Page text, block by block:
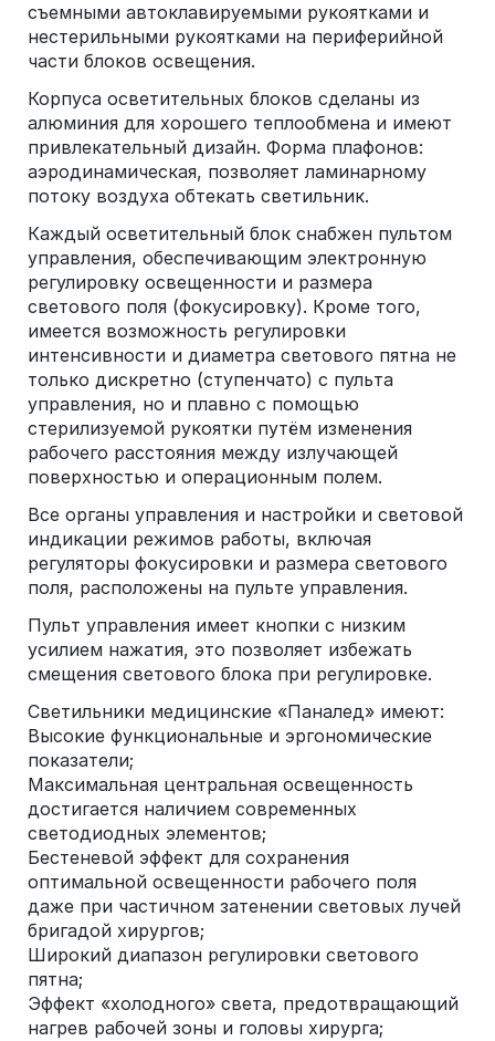
съемными автоклавируемыми рукоятками и
нестерильными рукоятками на периферийной
части блоков освещения.
Корпуса осветительных блоков сделаны из
алюминия для хорошего теплообмена и имеют
привлекательный дизайн. Форма плафонов:
аэродинамическая, позволяет ламинарному
потоку воздуха обтекать светильник.
Каждый осветительный блок снабжен пультом
управления, обеспечивающим электронную
регулировку освещенности и размера
светового поля (фокусировку). Кроме того,
имеется возможность регулировки
интенсивности и диаметра светового пятна не
только дискретно (ступенчато) с пульта
управления, но и плавно с помощью
стерилизуемой рукоятки путём изменения
рабочего расстояния между излучающей
поверхностью и операционным полем.
Все органы управления и настройки и световой
индикации режимов работы, включая
регуляторы фокусировки и размера светового
поля, расположены на пульте управления.
Пульт управления имеет кнопки с низким
усилием нажатия, это позволяет избежать
смещения светового блока при регулировке.
Светильники медицинские «Паналед» имеют:
Высокие функциональные и эргономические
показатели;
Максимальная центральная освещенность
достигается наличием современных
светодиодных элементов;
Бестеневой эффект для сохранения
оптимальной освещенности рабочего поля
даже при частичном затенении световых лучей
бригадой хирургов;
Широкий диапазон регулировки светового
пятна;
Эффект «холодного» света, предотвращающий
нагрев рабочей зоны и головы хирурга;